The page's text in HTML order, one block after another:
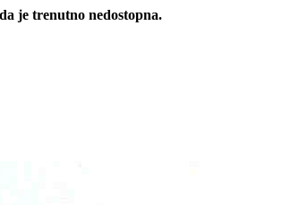
je trenutno nedostopna.